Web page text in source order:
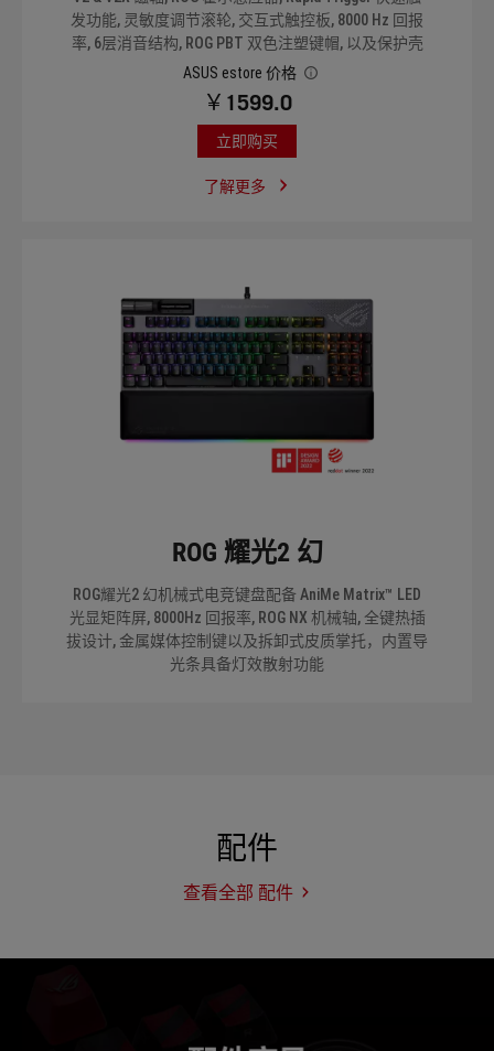
发功能, 灵敏度调节滚轮, 交互式触控板, 8000 Hz 回报
率, 6层消音结构, ROG PBT 双色注塑键帽, 以及保护壳
ASUS estore 价格
￥1599.0
立即购买
了解更多
ROG 耀光2 幻
ROG耀光2 幻机械式电竞键盘配备 AniMe Matrix™ LED
光显矩阵屏, 8000Hz 回报率, ROG NX 机械轴, 全键热插
拔设计, 金属媒体控制键以及拆卸式皮质掌托，内置导
光条具备灯效散射功能
配件
查看全部 配件
配